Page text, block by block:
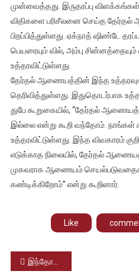
முன்வைத்தது. இருதரப்பு
விதிகளை பரிசீலனை செய்த
பிறப்பித்துள்ளது. ஏக்நாத் ஷிண்டே
பெயரையும் வில், அம்பு
உத்தரவிட்டுள்ளது.
தேர்தல் ஆணையத்தின் இந்த
தெரிவித்துள்ளது. இதுதொடர்பாக
துபே கூறுகையில், “தேர்தல்
இல்லை என்று கூறி வந்தோம். நாங்கள்
உத்தரவிட்டுள்ளது. இந்த விவகாரம்
எடுக்காத நிலையில், தேர்தல்
முகவராக ஆணையம் செயல்படுவதைக்
கண்டிக்கிறோம்” என்று கூறினார்.
Like
Post
இந்தோனேஷியாதீவில் நிலநடுக்கம் – ரிக்டர் அளவுகோலில் 6.1ஆக பதிவாகியதால் மக்கள் அச்சம்